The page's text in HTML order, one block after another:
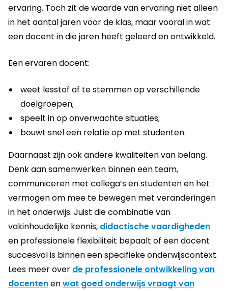
ervaring. Toch zit de waarde van ervaring niet alleen
in het aantal jaren voor de klas, maar vooral in wat
een docent in die jaren heeft geleerd en ontwikkeld.
Een ervaren docent:
weet lesstof af te stemmen op verschillende
doelgroepen;
speelt in op onverwachte situaties;
bouwt snel een relatie op met studenten.
Daarnaast zijn ook andere kwaliteiten van belang.
Denk aan samenwerken binnen een team,
communiceren met collega’s en studenten en het
vermogen om mee te bewegen met veranderingen
in het onderwijs. Juist die combinatie van
vakinhoudelijke kennis, didactische vaardigheden
en professionele flexibiliteit bepaalt of een docent
succesvol is binnen een specifieke onderwijscontext.
Lees meer over de professionele ontwikkeling van
docentenenwat goed onderwijs vraagt van